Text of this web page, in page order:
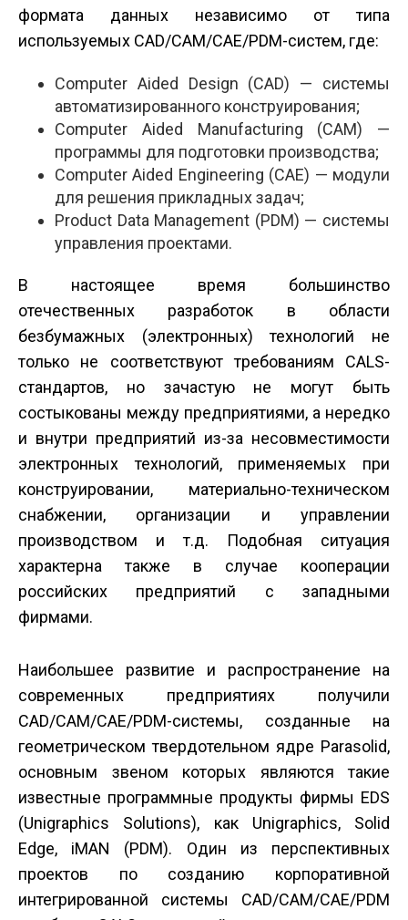
формата данных независимо от типа
используемых CAD/CAM/CAE/PDM-систем, где:
Computer Aided Design (CAD) — системы
автоматизированного конструирования;
Computer Aided Manufacturing (CAM) —
программы для подготовки производства;
Computer Aided Engineering (CAE) — модули
для решения прикладных задач;
Product Data Management (PDM) — системы
управления проектами.
В настоящее время большинство
отечественных разработок в области
безбумажных (электронных) технологий не
только не соответствуют требованиям CALS-
стандартов, но зачастую не могут быть
состыкованы между предприятиями, а нередко
и внутри предприятий из-за несовместимости
электронных технологий, применяемых при
конструировании, материально-техническом
снабжении, организации и управлении
производством и т.д. Подобная ситуация
характерна также в случае кооперации
российских предприятий с западными
фирмами.
Наибольшее развитие и распространение на
современных предприятиях получили
CAD/CAM/CAE/PDM-системы, созданные на
геометрическом твердотельном ядре Parasolid,
основным звеном которых являются такие
известные программные продукты фирмы EDS
(Unigraphics Solutions), как Unigraphics, Solid
Edge, iMAN (PDM). Один из перспективных
проектов по созданию корпоративной
интегрированной системы CAD/CAM/CAE/PDM